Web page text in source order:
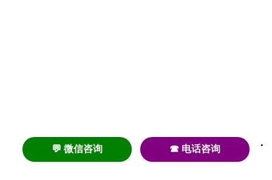
💬 微信咨询 ☎ 电话咨询